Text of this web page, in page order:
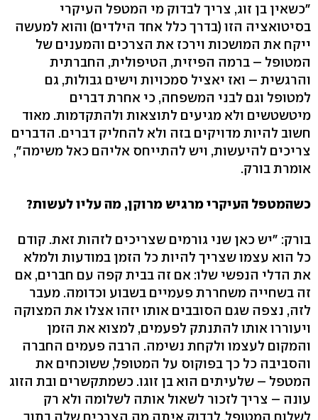
"כשאין בן זוג, צריך לבדוק מי המטפל העיקרי
בסיטואציה הזו (בדרך כלל אחד הילדים) והוא למעשה
ייקח את המושכות וירכז את הצרכים והמענים של
המטופל – ברמה הפיזית, הטיפולית, החברתית
והרגשית – ואז יאציל סמכויות וישים גבולות, גם
למטופל וגם לבני המשפחה, כי אחרת דברים
מיטשטשים ולא מגיעים לתוצאות ולהתקדמות. מאוד
חשוב להיות מדויקים בזה ולא להחליק דברים. הדברים
צריכים להיעשות, ויש להתייחס אליהם כאל משימה",
אומרת בורק.
כשהמטפל העיקרי מרגיש מרוקן, מה עליו לעשות?
בורק: "יש כאן שני גורמים שצריכים לזהות זאת. קודם
כל הוא עצמו שצריך להיות כל הזמן במודעות ולמלא
את הדלי הנפשי שלו: אם זה בבית קפה עם חברים, אם
זה בשחייה משחררת פעמיים בשבוע וכדומה. מעבר
לזה, נצפה שגם הסובבים אותו יזהו אצלו את המצוקה
ויעוררו אותו להתנתק לפעמים, למצוא את הזמן
והמקום לעצמו ולקחת נשימה. הרבה פעמים החברה
והסביבה כל כך בפוקוס על המטופל, ששוכחים את
המטפל – שלעיתים הוא בן זוגו. כשמתקשרים ובת הזוג
עונה – צריך לזכור לשאול אותה לשלומה ולא רק